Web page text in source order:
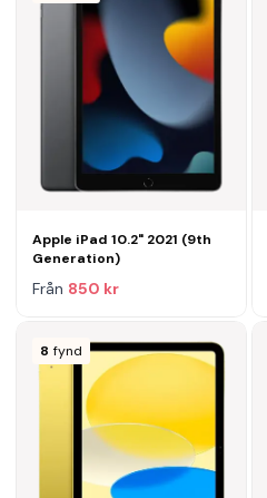
Apple iPad 10.2" 2021 (9th
Generation)
Från 850 kr
8 fynd